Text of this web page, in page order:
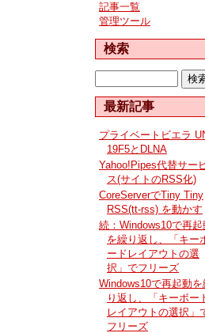
記事一覧
管理ツール
検索
最新記事
プライベートビエラ
19F5とDLNA
Yahoo!Pipes代替サー
ス(サイトのRSS化)
CoreServerでTiny Tiny
RSS(tt-rss) を動かす
続：Windows10で再起
を繰り返し、「キー
ードレイアウトの選
択」でフリーズ
Windows10で再起動を
り返し、「キーボー
レイアウトの選択」
フリーズ